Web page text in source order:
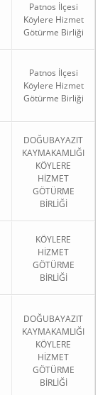
Patnos İlçesi
Köylere Hizmet
Götürme Birliği
Patnos İlçesi
Köylere Hizmet
Götürme Birliği
DOĞUBAYAZIT
KAYMAKAMLIĞI
KÖYLERE
HİZMET
GÖTÜRME
BİRLİĞİ
KÖYLERE
HİZMET
GÖTÜRME
BİRLİĞİ
DOĞUBAYAZIT
KAYMAKAMLIĞI
KÖYLERE
HİZMET
GÖTÜRME
BİRLİĞİ